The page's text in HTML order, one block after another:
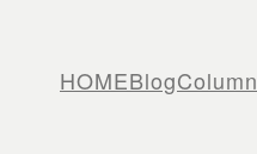
HOMEBlogColumn